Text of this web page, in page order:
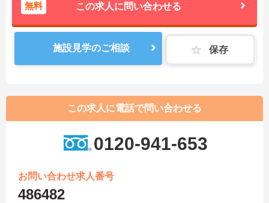
無料 この求人に問い合わせる
施設見学のご相談 保存
この求人に電話で問い合わせる
0120-941-653
お問い合わせ求人番号
486482